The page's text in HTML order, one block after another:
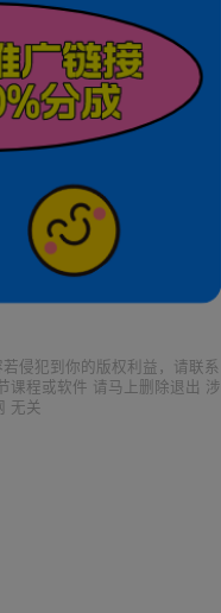
侵犯到你的版权利益，请联系
课程或软件 请马上删除退出 涉
无关